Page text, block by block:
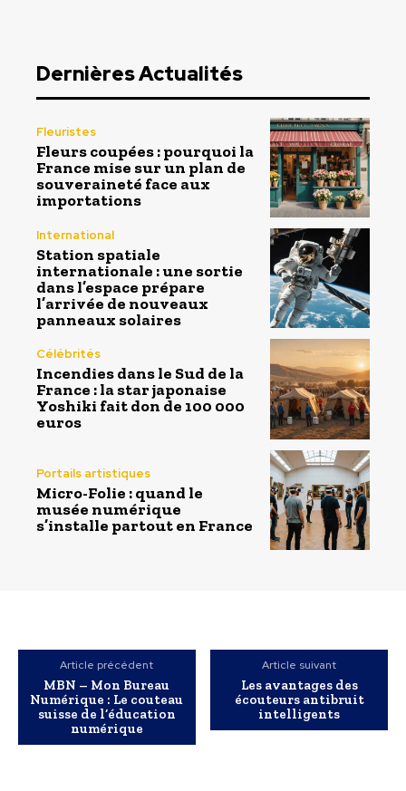
Dernières Actualités
Fleuristes
Fleurs coupées : pourquoi la
France mise sur un plan de
souveraineté face aux
importations
International
Station spatiale
internationale : une sortie
dans l’espace prépare
l’arrivée de nouveaux
panneaux solaires
Célébrités
Incendies dans le Sud de la
France : la star japonaise
Yoshiki fait don de 100 000
euros
Portails artistiques
Micro-Folie : quand le
musée numérique
s’installe partout en France
Article précédent
MBN – Mon Bureau
Numérique : Le couteau
suisse de l’éducation
numérique
Article suivant
Les avantages des
écouteurs antibruit
intelligents